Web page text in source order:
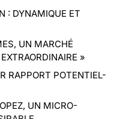
: DYNAMIQUE ET
UN MARCHÉ
»
RAPPORT POTENTIEL-
UN MICRO-